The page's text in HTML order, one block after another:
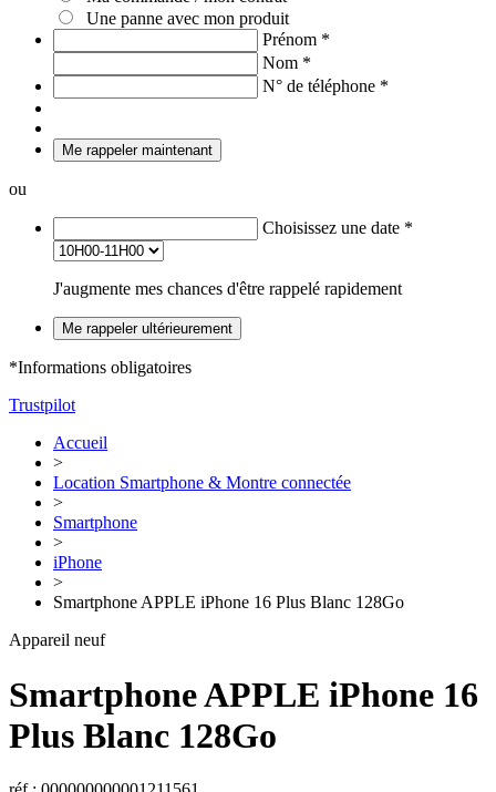
Une panne avec mon produit
Prénom *
Nom *
N° de téléphone *
Me rappeler maintenant
ou
Choisissez une date *
J'augmente mes chances d'être rappelé rapidement
Me rappeler ultérieurement
*Informations obligatoires
Trustpilot
Accueil
>
Location Smartphone & Montre connectée
>
Smartphone
>
iPhone
>
Smartphone APPLE iPhone 16 Plus Blanc 128Go
Appareil neuf
SmartphoneAPPLE iPhone 16
Plus Blanc 128Go